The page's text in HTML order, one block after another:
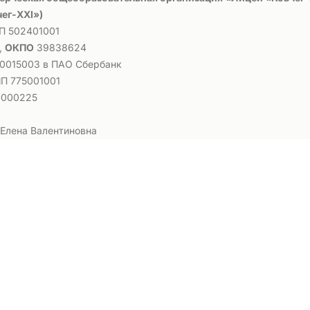
ХХI»)
502401001
ОКПО 39838624
в ПАО Сбербанк
775001001
Валентиновна